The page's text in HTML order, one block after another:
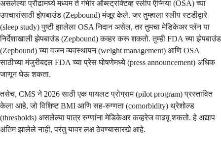
असलेल्या प्रौढांमध्ये मध्यम ते गंभीर ऑब्स्ट्रक्टिव्ह स्लीप ऍप्निया (OSA) च्या
उपचारांसाठी झेपबाउंड (Zepbound) मंजूर केले. जर तुम्हाला स्लीप स्टडीद्वारे
(sleep study) पुष्टी झालेला OSA निदान असेल, तर तुमचा मेडिकेअर प्लॅन या
निर्देशाखाली झेपबाउंड (Zepbound) कव्हर करू शकतो. तुम्ही FDA च्या झेपबाउंड
(Zepbound) च्या वजन व्यवस्थापन (weight management) आणि OSA
साठीच्या मंजुरीबद्दल FDA च्या प्रेस घोषणेमध्ये (press announcement) अधिक
जाणून घेऊ शकता.
तसेच, CMS ने 2026 साठी एक पायलट प्रोग्राम (pilot program) प्रस्तावित
केला आहे, जो विशिष्ट BMI आणि सह-रुग्णता (comorbidity) थ्रेशोल्ड
(thresholds) असलेल्या पात्र रुग्णांना मेडिकेअर कव्हरेज वाढवू शकतो. हे अद्याप
अंतिम झालेले नाही, परंतु यावर लक्ष ठेवण्यासारखे आहे.